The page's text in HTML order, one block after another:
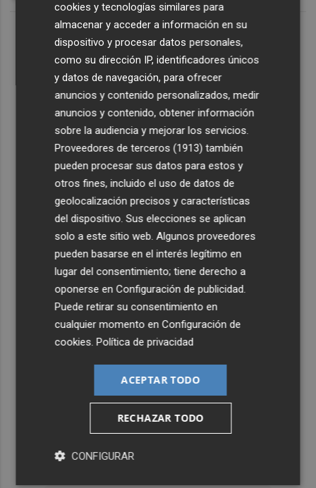
cookies y tecnologías similares para
almacenar y acceder a información en su
dispositivo y procesar datos personales,
como su dirección IP, identificadores únicos
y datos de navegación, para ofrecer
anuncios y contenido personalizados, medir
anuncios y contenido, obtener información
sobre la audiencia y mejorar los servicios.
Proveedores de terceros (1913) también
pueden procesar sus datos para estos y
otros fines, incluido el uso de datos de
geolocalización precisos y características
del dispositivo. Sus elecciones se aplican
solo a este sitio web. Algunos proveedores
pueden basarse en el interés legítimo en
lugar del consentimiento; tiene derecho a
oponerse enConfiguración de publicidad.
Puede retirar su consentimiento en
cualquier momento enConfiguración de
cookies.Política de privacidad
ACEPTAR TODO
RECHAZAR TODO
CONFIGURAR